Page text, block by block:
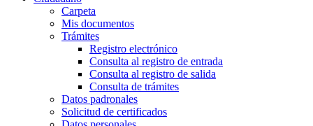
Carpeta
Mis documentos
Trámites
Registro electrónico
Consulta al registro de entrada
Consulta al registro de salida
Consulta de trámites
Datos padronales
Solicitud de certificados